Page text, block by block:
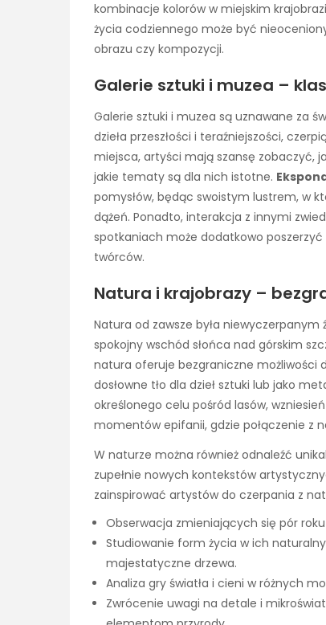
kombinacje kolorów w miejskim
życia codziennego może być
obrazu czy kompozycji.
Galerie sztuki i muzea –
Galerie sztuki i muzea są uznawane za
dzieła przeszłości i teraźniejszości,
miejsca, artyści mają szansę zobaczyć,
jakie tematy są dla nich istotne.
pomysłów, będąc swoistym lustrem, w
dążeń. Ponadto, interakcja z innymi
spotkaniach może dodatkowo
twórców.
Natura i krajobrazy –
Natura od zawsze była
spokojny wschód słońca nad górskim
natura oferuje bezgraniczne możliwości
dosłowne tło dla dzieł sztuki lub jako
określonego celu pośród lasów,
momentów epifanii, gdzie połączenie z
W naturze można również odnaleźć
zupełnie nowych kontekstów
zainspirować artystów do czerpania z
Obserwacja zmieniających się pór
Studiowanie form życia w ich
majestatyczne drzewa.
Analiza gry światła i cieni w różnych
Zwrócenie uwagi na detale i